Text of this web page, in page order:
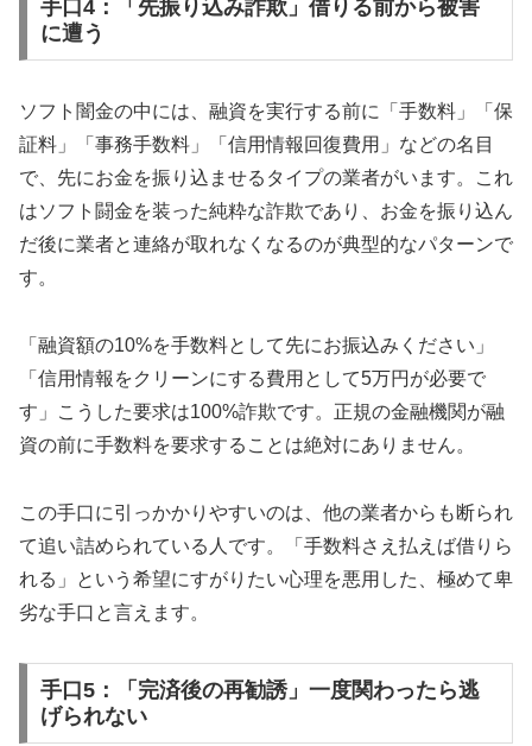
手口4：「先振り込み詐欺」借りる前から被害
に遭う
ソフト闇金の中には、融資を実行する前に「手数料」「保
証料」「事務手数料」「信用情報回復費用」などの名目
で、先にお金を振り込ませるタイプの業者がいます。これ
はソフト闘金を装った純粋な詐欺であり、お金を振り込ん
だ後に業者と連絡が取れなくなるのが典型的なパターンで
す。
「融資額の10%を手数料として先にお振込みください」
「信用情報をクリーンにする費用として5万円が必要で
す」こうした要求は100%詐欺です。正規の金融機関が融
資の前に手数料を要求することは絶対にありません。
この手口に引っかかりやすいのは、他の業者からも断られ
て追い詰められている人です。「手数料さえ払えば借りら
れる」という希望にすがりたい心理を悪用した、極めて卑
劣な手口と言えます。
手口5：「完済後の再勧誘」一度関わったら逃
げられない